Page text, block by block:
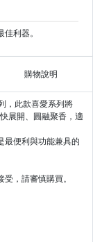
利器。
購物說明
，此款喜愛系列將
展開、圓融聚香，適
最便利與功能兼具的
，請審慎購買。